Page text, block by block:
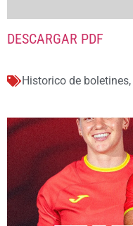
DESCARGAR PDF
Historico de boletines,